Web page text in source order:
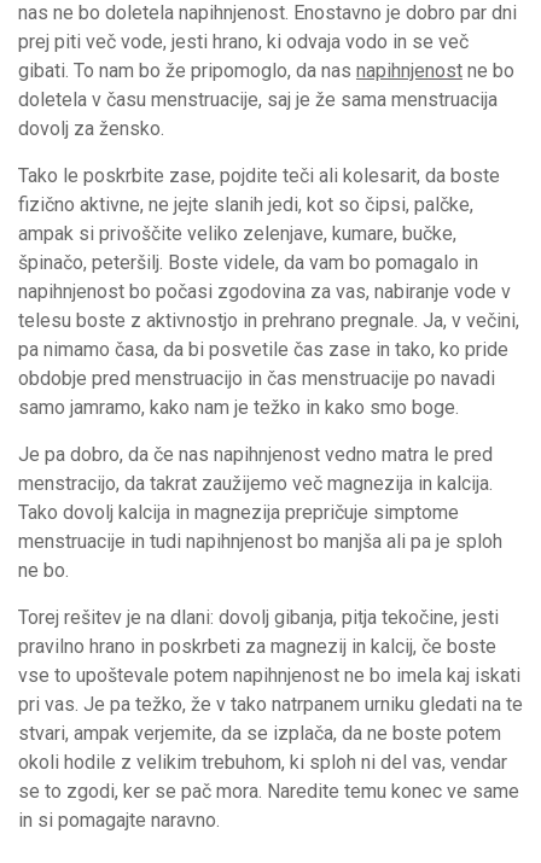
nas ne bo doletela napihnjenost. Enostavno je dobro par dni
prej piti več vode, jesti hrano, ki odvaja vodo in se več
gibati. To nam bo že pripomoglo, da nas napihnjenost ne bo
doletela v času menstruacije, saj je že sama menstruacija
dovolj za žensko.
Tako le poskrbite zase, pojdite teči ali kolesarit, da boste
fizično aktivne, ne jejte slanih jedi, kot so čipsi, palčke,
ampak si privoščite veliko zelenjave, kumare, bučke,
špinačo, peteršilj. Boste videle, da vam bo pomagalo in
napihnjenost bo počasi zgodovina za vas, nabiranje vode v
telesu boste z aktivnostjo in prehrano pregnale. Ja, v večini,
pa nimamo časa, da bi posvetile čas zase in tako, ko pride
obdobje pred menstruacijo in čas menstruacije po navadi
samo jamramo, kako nam je težko in kako smo boge.
Je pa dobro, da če nas napihnjenost vedno matra le pred
menstracijo, da takrat zaužijemo več magnezija in kalcija.
Tako dovolj kalcija in magnezija prepričuje simptome
menstruacije in tudi napihnjenost bo manjša ali pa je sploh
ne bo.
Torej rešitev je na dlani: dovolj gibanja, pitja tekočine, jesti
pravilno hrano in poskrbeti za magnezij in kalcij, če boste
vse to upoštevale potem napihnjenost ne bo imela kaj iskati
pri vas. Je pa težko, že v tako natrpanem urniku gledati na te
stvari, ampak verjemite, da se izplača, da ne boste potem
okoli hodile z velikim trebuhom, ki sploh ni del vas, vendar
se to zgodi, ker se pač mora. Naredite temu konec ve same
in si pomagajte naravno.